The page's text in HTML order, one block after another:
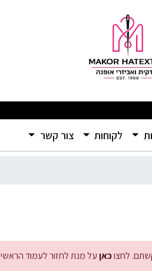
לקוחות צור קשר
לחצוכאןעל מנת לחזור לעמוד הראשי